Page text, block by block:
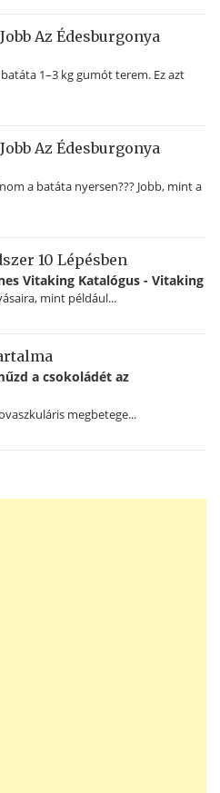
Az Édesburgonya
1–3 kg gumót terem. Ez azt
Az Édesburgonya
a batáta nyersen??? Jobb, mint a
10 Lépésben
Vitaking Katalógus - Vitaking
mint például...
a csokoládét az
megbetege...